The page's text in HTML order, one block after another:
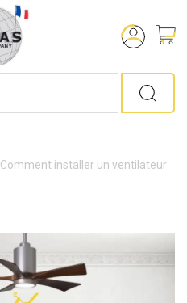
Comment installer un ventilateur